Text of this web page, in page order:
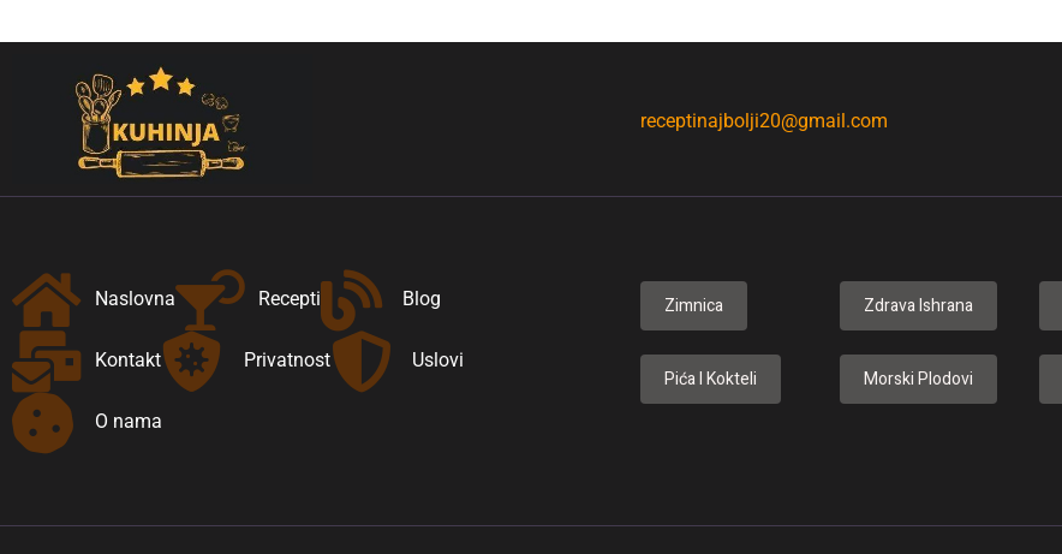
receptinajbolji20@gmail.com
Naslovna Recepti Blog
Kontakt Privatnost Uslovi
O nama
Zimnica Zdrava Ishrana
Pića I Kokteli Morski Plodovi